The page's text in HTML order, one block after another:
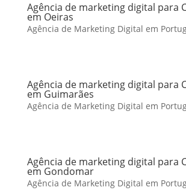
Agência de marketing digital para
em Oeiras
Agência de Marketing Digital em
Agência de marketing digital para
em Guimarães
Agência de Marketing Digital em
Agência de marketing digital para
em Gondomar
Agência de Marketing Digital em